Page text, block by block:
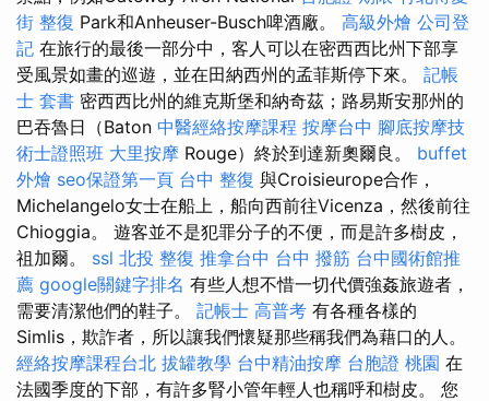
街 整復 Park和Anheuser-Busch啤酒廠。 高級外燴 公司登
記 在旅行的最後一部分中，客人可以在密西西比州下部享
受風景如畫的巡遊，並在田納西州的孟菲斯停下來。 記帳
士 套書 密西西比州的維克斯堡和納奇茲；路易斯安那州的
巴吞魯日（Baton 中醫經絡按摩課程 按摩台中 腳底按摩技
術士證照班 大里按摩 Rouge）終於到達新奧爾良。 buffet
外燴 seo保證第一頁 台中 整復 與Croisieurope合作，
Michelangelo女士在船上，船向西前往Vicenza，然後前往
Chioggia。 遊客並不是犯罪分子的不便，而是許多樹皮，
祖加爾。 ssl 北投 整復 推拿台中 台中 撥筋 台中國術館推
薦 google關鍵字排名 有些人想不惜一切代價強姦旅遊者，
需要清潔他們的鞋子。 記帳士 高普考 有各種各樣的
Simlis，欺詐者，所以讓我們懷疑那些稱我們為藉口的人。
經絡按摩課程台北 拔罐教學 台中精油按摩 台胞證 桃園 在
法國季度的下部，有許多腎小管年輕人也稱呼和樹皮。 您